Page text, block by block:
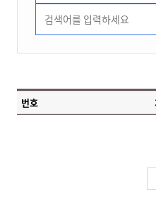
번호